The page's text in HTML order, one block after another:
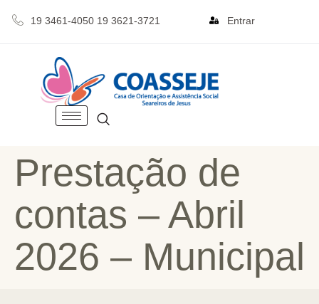
19 3461-4050 19 3621-3721 Entrar
Prestação de
contas – Abril
2026 – Municipal